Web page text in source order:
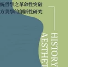
養生保健 民生用品
親子玩具